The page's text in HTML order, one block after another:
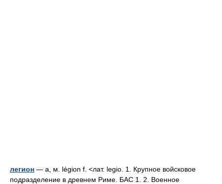
легион — а, м. légion f. <лат. legio. 1. Крупное войсковое
подразделение в древнем Риме. БАС 1. 2. Военное